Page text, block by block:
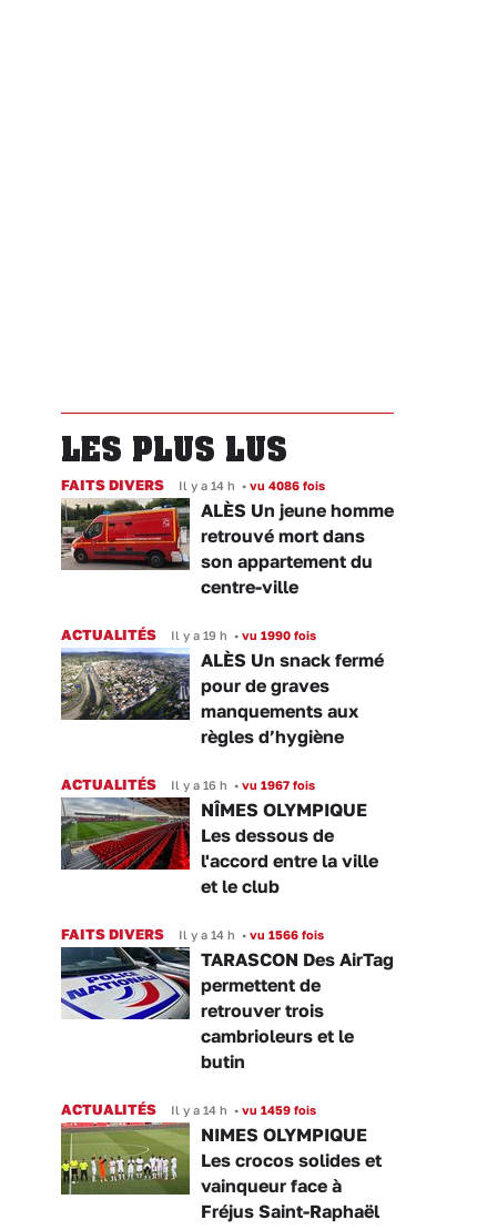
LES PLUS LUS
FAITS DIVERS Il y a 14 h • vu 4086 fois
ALÈS Un jeune homme
retrouvé mort dans
son appartement du
centre-ville
ACTUALITÉS Il y a 19 h • vu 1990 fois
ALÈS Un snack fermé
pour de graves
manquements aux
règles d’hygiène
ACTUALITÉS Il y a 16 h • vu 1967 fois
NÎMES OLYMPIQUE
Les dessous de
l'accord entre la ville
et le club
FAITS DIVERS Il y a 14 h • vu 1566 fois
TARASCON Des AirTag
permettent de
retrouver trois
cambrioleurs et le
butin
ACTUALITÉS Il y a 14 h • vu 1459 fois
NIMES OLYMPIQUE
Les crocos solides et
vainqueur face à
Fréjus Saint-Raphaël